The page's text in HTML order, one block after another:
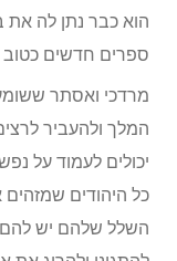
הוא כבר נתן לה את
ספרים חדשים כטוב
מרדכי ואסתר
המלך ולהעביר
יכולים לעמוד על
כל היהודים
השלל שלהם יש להם